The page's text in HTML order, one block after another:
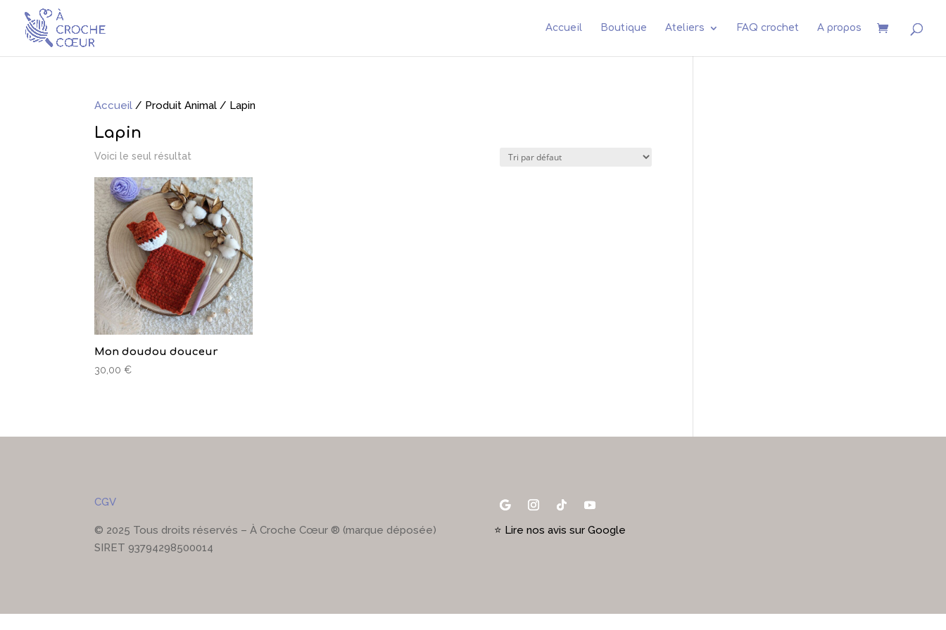
Accueil Boutique Ateliers FAQ crochet A propos
Accueil / Produit Animal / Lapin
Lapin
Voici le seul résultat
Mon doudou douceur
30,00€
CGV
© 2025 Tous droits réservés – À Croche Cœur ® (marque déposée)
SIRET 93794298500014
⭐ Lire nos avis sur Google